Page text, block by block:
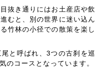
抜き通りにはお土産店や飲
むと、別の世界に迷い込ん
竹林の小径での散策を楽し
と呼ばれ、3つの古刹を巡
のコースとなっています。